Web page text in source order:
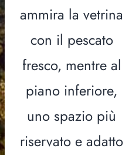
ammira la vetrina
con il pescato
fresco, mentre al
piano inferiore,
uno spazio più
riservato e adatto